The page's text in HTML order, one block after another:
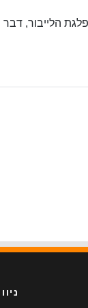
במפלגת הלייבור, דבר